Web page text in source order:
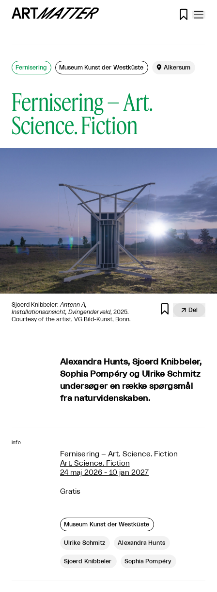

Fernisering – Art.
Science. Fiction
Fernisering Museum Kunst der Westküste  Alkersum
Sjoerd Knibbeler: Antenn A,
Installationsansicht, Dvingenderveld, 2025.
Courtesy of the artist, VG Bild-Kunst, Bonn.
  Del
Alexandra Hunts, Sjoerd Knibbeler,
Sophia Pompéry og Ulrike Schmitz
undersøger en række spørgsmål
fra naturvidenskaben.
info
Fernisering – Art. Science. Fiction
Art. Science. Fiction
24 maj 2026 - 10 jan 2027
Gratis
Museum Kunst der Westküste
Ulrike Schmitz Alexandra Hunts
Sjoerd Knibbeler Sophia Pompéry